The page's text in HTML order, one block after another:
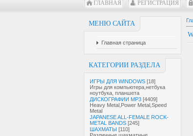
ГЛАВНАЯ РЕГИСТРАЦИЯ
МЕНЮ САЙТА
Главная страница
КАТЕГОРИИ РАЗДЕЛА
ИГРЫ ДЛЯ WINDOWS [18]
Игры для компьютера,нетбука
ноутбука, планшета
ДИСКОГРАФИИ MP3 [4409]
Heavy Metal,Power Metal,Speed
Metal
JAPANESE ALL-FEMALE ROCK-
METAL BANDS [245]
ШАХМАТЫ [110]